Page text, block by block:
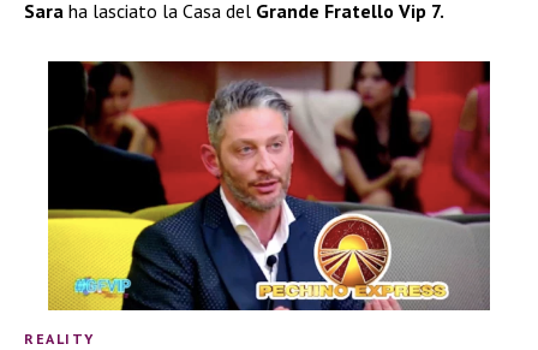
Sara ha lasciato la Casa del Grande Fratello Vip 7.
REALITY